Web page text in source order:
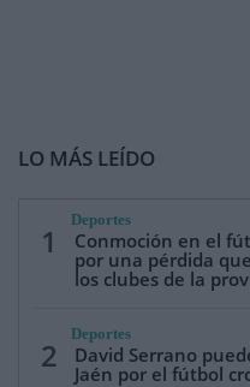
LO MÁS LEÍDO
1
Deportes
Conmoción en el
por una pérdida
los clubes de la
2
Deportes
David Serrano
Jaén por el fútbol